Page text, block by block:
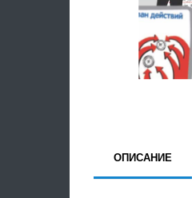
ОПИСАНИЕ